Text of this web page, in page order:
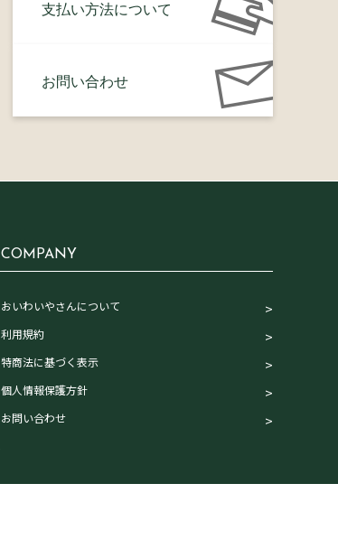
支払い方法について
お問い合わせ
COMPANY
おいわいやさんについて
利用規約
特商法に基づく表示
個人情報保護方針
お問い合わせ